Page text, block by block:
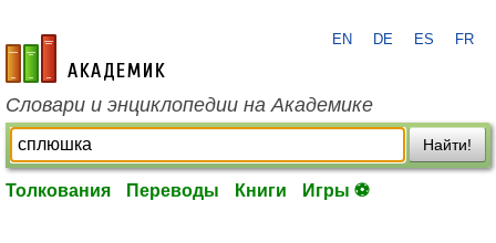
academic.ru
EN DE ES FR
Словари и энциклопедии на Академике
Найти!
Толкования Переводы Книги Игры ⚽